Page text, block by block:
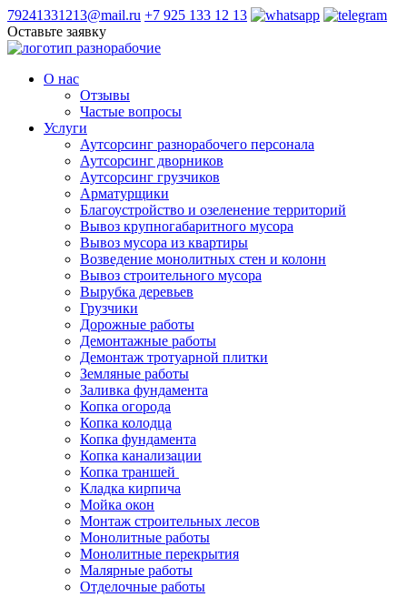
79241331213@mail.ru +7 925 133 12 13
Оставьте заявку
О нас
Отзывы
Частые вопросы
Услуги
Аутсорсинг разнорабочего персонала
Аутсорсинг дворников
Аутсорсинг грузчиков
Арматурщики
Благоустройство и озеленение территорий
Вывоз крупногабаритного мусора
Вывоз мусора из квартиры
Возведение монолитных стен и колонн
Вывоз строительного мусора
Вырубка деревьев
Грузчики
Дорожные работы
Демонтажные работы
Демонтаж тротуарной плитки
Земляные работы
Заливка фундамента
Копка огорода
Копка колодца
Копка фундамента
Копка канализации
Копка траншей
Кладка кирпича
Мойка окон
Монтаж строительных лесов
Монолитные работы
Монолитные перекрытия
Малярные работы
Отделочные работы